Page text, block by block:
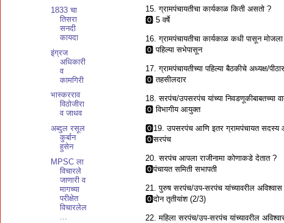
15. ग्रामपंचायतीचा कार्यकाळ किती असतो ?
🅾 5 वर्षे
16. ग्रामपंचायतीचा कार्यकाळ कधी पासून
🅾 पहिल्या सभेपासून
17. ग्रामपंचायतीच्या पहिल्या बैठकीचे अध्यक्ष/
🅾 तहसीलदार
18. सरपंच/उपसरपंच यांच्या निवडणूकीबाबतच्या
🅾 विभागीय आयुक्त
🅾19. उपसरपंच आणि इतर ग्रामपंचायत सदस्य
🅾सरपंच
20. सरपंच आपला राजीनामा कोणाकडे देतात ?
🅾पंचायत समिती सभापती
21. पुरुष सरपंच/उप-सरपंच यांच्यावरील अविश्वास
🅾दोन तृतीयांश (2/3)
22. महिला सरपंच/उप-सरपंच यांच्यावरील
1833 चा
तिसरा
सनदी
कायदा
इंग्रज
अधिकारी
व
कामगिरी
भास्करराव
विठोजीरा
व जाधव
अब्दुल रसूल
कुर्बान
हुसेन
MPSC ला
विचारले
जाणारी व
मागच्या
परीक्षेत
विचारलेल